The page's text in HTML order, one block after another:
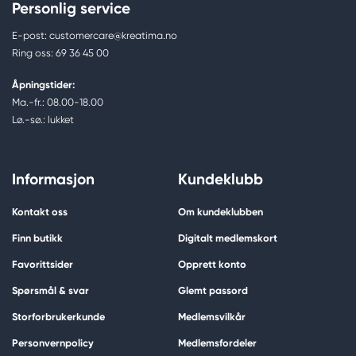
Personlig service
E-post: customercare@kreatima.no
Ring oss: 69 36 45 00
Åpningstider:
Ma.-fr.: 08.00-18.00
Lø.-sø.: lukket
Informasjon
Kontakt oss
Finn butikk
Favorittsider
Spørsmål & svar
Storforbrukerkunde
Personvernpolicy
Kundeklubb
Om kundeklubben
Digitalt medlemskort
Opprett konto
Glemt passord
Medlemsvilkår
Medlemsfordeler